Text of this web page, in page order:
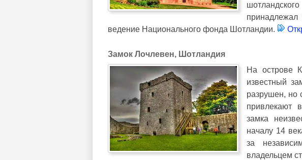
ведение Национального фонда Шотландии.
Замок Лочлевен, Шотландия
На острове
известный
разрушен, но
привлекают
замка
началу 14
за
владельцем